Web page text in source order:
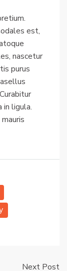
est,
nascetur
purus
in ligula.
Next Post